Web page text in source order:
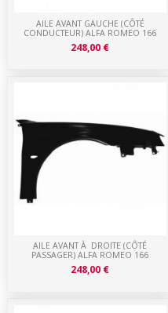
AILE AVANT À DROITE (CÔTÉ
PASSAGER) ALFA ROMEO 166
248,00 €
AILE AVANT GAUCHE (CÔTÉ
CONDUCTEUR) ALFA ROMEO 166
248,00 €